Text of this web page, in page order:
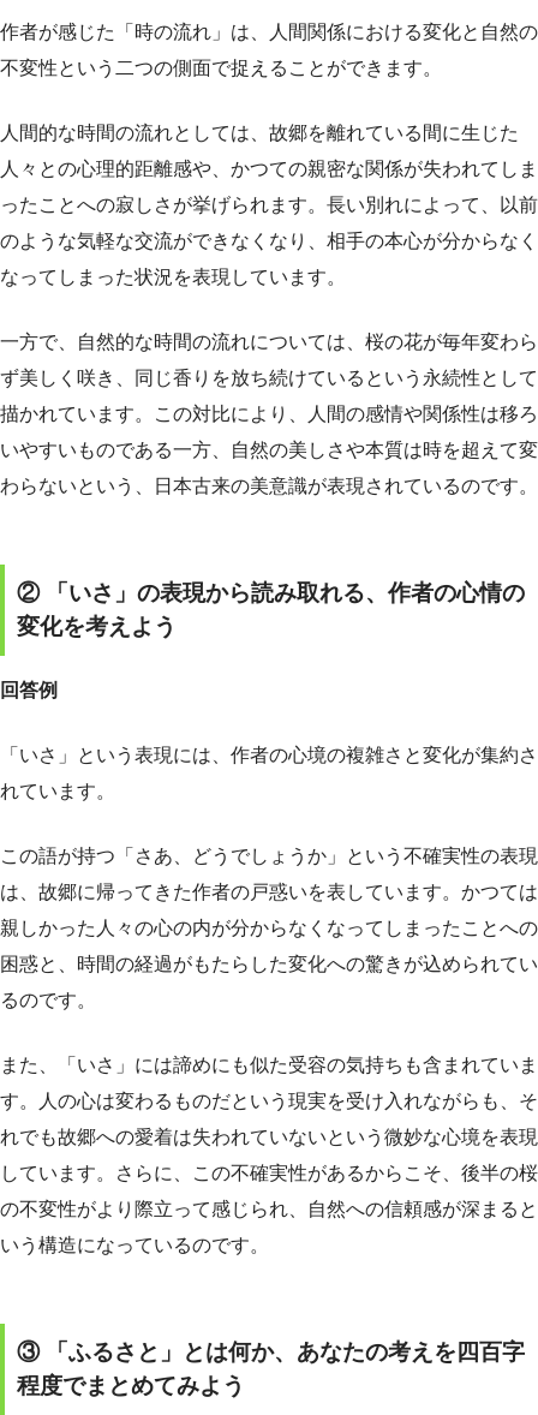
作者が感じた「時の流れ」は、人間関係における変化と自然の
不変性という二つの側面で捉えることができます。
人間的な時間の流れとしては、故郷を離れている間に生じた
人々との心理的距離感や、かつての親密な関係が失われてしま
ったことへの寂しさが挙げられます。長い別れによって、以前
のような気軽な交流ができなくなり、相手の本心が分からなく
なってしまった状況を表現しています。
一方で、自然的な時間の流れについては、桜の花が毎年変わら
ず美しく咲き、同じ香りを放ち続けているという永続性として
描かれています。この対比により、人間の感情や関係性は移ろ
いやすいものである一方、自然の美しさや本質は時を超えて変
わらないという、日本古来の美意識が表現されているのです。
② 「いさ」の表現から読み取れる、作者の心情の
変化を考えよう
回答例
「いさ」という表現には、作者の心境の複雑さと変化が集約さ
れています。
この語が持つ「さあ、どうでしょうか」という不確実性の表現
は、故郷に帰ってきた作者の戸惑いを表しています。かつては
親しかった人々の心の内が分からなくなってしまったことへの
困惑と、時間の経過がもたらした変化への驚きが込められてい
るのです。
また、「いさ」には諦めにも似た受容の気持ちも含まれていま
す。人の心は変わるものだという現実を受け入れながらも、そ
れでも故郷への愛着は失われていないという微妙な心境を表現
しています。さらに、この不確実性があるからこそ、後半の桜
の不変性がより際立って感じられ、自然への信頼感が深まると
いう構造になっているのです。
③ 「ふるさと」とは何か、あなたの考えを四百字
程度でまとめてみよう